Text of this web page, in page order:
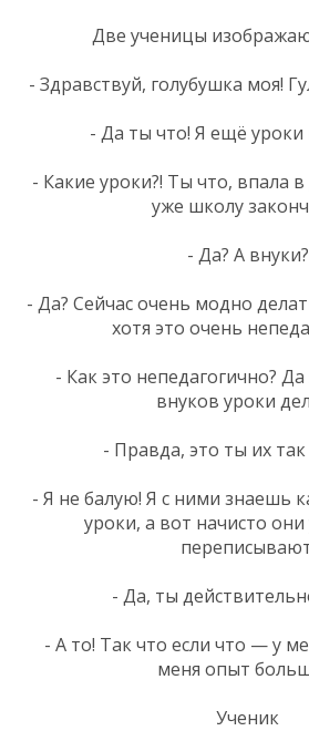
Две ученицы
- Здравствуй, голубушка моя!
- Да ты что! Я ещё уроки
- Какие уроки?! Ты что, впала
уже школу
- Да? А внуки?
- Да? Сейчас очень модно
хотя это очень
- Как это непедагогично?
внуков уроки
- Правда, это ты их
- Я не балую! Я с ними знаешь
уроки, а вот начисто
- Да, ты
- А то! Так что если что — у
меня опыт
Ученик